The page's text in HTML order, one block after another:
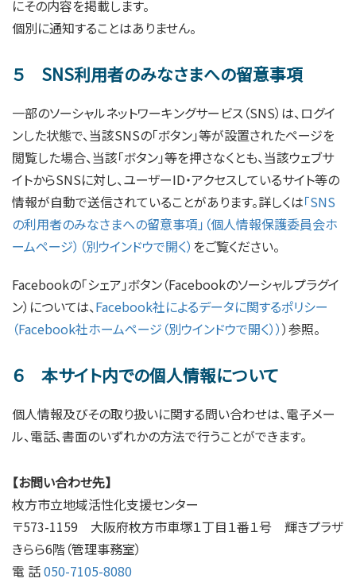
にその内容を掲載します。
個別に通知することはありません。
５ SNS利用者のみなさまへの留意事項
一部のソーシャルネットワーキングサービス（SNS）は、ログイ
ンした状態で、当該SNSの「ボタン」等が設置されたページを
閲覧した場合、当該「ボタン」等を押さなくとも、当該ウェブサ
イトからSNSに対し、ユーザーID・アクセスしているサイト等の
情報が自動で送信されていることがあります。詳しくは「SNS
の利用者のみなさまへの留意事項」（個人情報保護委員会ホ
ームページ）（別ウインドウで開く） をご覧ください。
Facebookの「シェア」ボタン（Facebookのソーシャルプラグイ
ン）については、Facebook社によるデータに関するポリシー
（Facebook社ホームページ（別ウインドウで開く）））参照。
６ 本サイト内での個人情報について
個人情報及びその取り扱いに関する問い合わせは、電子メー
ル、電話、書面のいずれかの方法で行うことができます。
【お問い合わせ先】
枚方市立地域活性化支援センター
〒573-1159 大阪府枚方市車塚１丁目１番１号 輝きプラザ
きらら6階（管理事務室）
電 話050-7105-8080